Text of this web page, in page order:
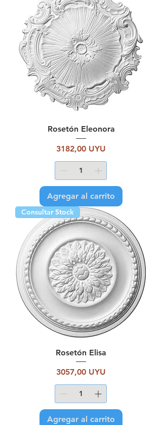
Rosetón Eleonora
Precio
3182,00 UYU
Agregar al carrito
Consultar Stock
Rosetón Elisa
Precio
3057,00 UYU
Agregar al carrito